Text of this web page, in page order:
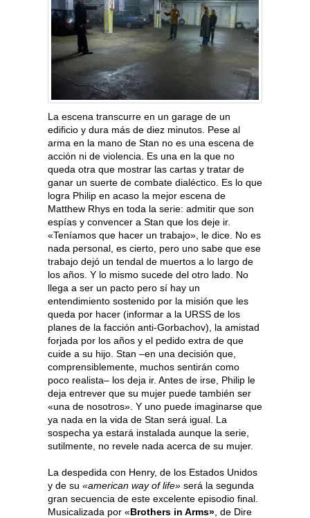
La escena transcurre en un garage de un
edificio y dura más de diez minutos. Pese al
arma en la mano de Stan no es una escena de
acción ni de violencia. Es una en la que no
queda otra que mostrar las cartas y tratar de
ganar un suerte de combate dialéctico. Es lo que
logra Philip en acaso la mejor escena de
Matthew Rhys en toda la serie: admitir que son
espías y convencer a Stan que los deje ir.
«Teníamos que hacer un trabajo», le dice. No es
nada personal, es cierto, pero uno sabe que ese
trabajo dejó un tendal de muertos a lo largo de
los años. Y lo mismo sucede del otro lado. No
llega a ser un pacto pero sí hay un
entendimiento sostenido por la misión que les
queda por hacer (informar a la URSS de los
planes de la facción anti-Gorbachov), la amistad
forjada por los años y el pedido extra de que
cuide a su hijo. Stan –en una decisión que,
comprensiblemente, muchos sentirán como
poco realista– los deja ir. Antes de irse, Philip le
deja entrever que su mujer puede también ser
«una de nosotros». Y uno puede imaginarse que
ya nada en la vida de Stan será igual. La
sospecha ya estará instalada aunque la serie,
sutilmente, no revele nada acerca de su mujer.
La despedida con Henry, de los Estados Unidos
y de su «american way of life» será la segunda
gran secuencia de este excelente episodio final.
Musicalizada por «Brothers in Arms» , de Dire